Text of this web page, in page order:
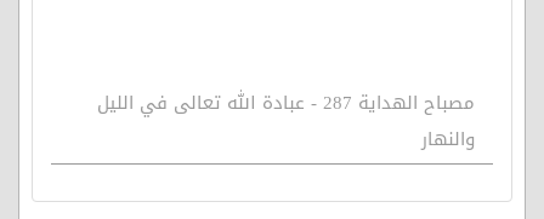
مصباح الهداية 287 - عبادة الله تعالى في الليل
والنهار